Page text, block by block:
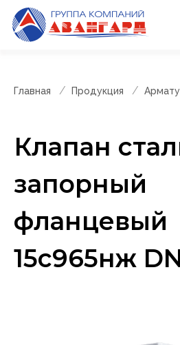
Главная Продукция
Клапан
запорный
фланцевый
15с965нж